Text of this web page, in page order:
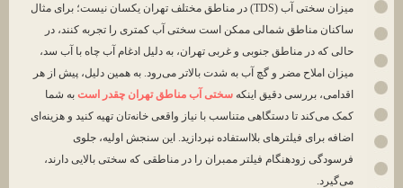
میزان سختی آب (TDS) در مناطق مختلف تهران یکسان نیست؛ برای مثال
ساکنان مناطق شمالی ممکن است سختی آب کمتری را تجربه کنند، در
حالی که در مناطق جنوبی و غربی تهران، به دلیل ادغام آب چاه با آب سد،
میزان املاح مضر و گچ آب به شدت بالاتر می‌رود. به همین دلیل، پیش از هر
اقدامی، بررسی دقیق اینکهسختی آب مناطق تهران چقدر استبه شما
کمک می‌کند تا دستگاهی متناسب با نیاز واقعی خانه‌تان تهیه کنید و هزینه‌ای
اضافه برای فیلترهای بلااستفاده نپردازید. این سنجش اولیه، جلوی
فرسودگی زودهنگام فیلتر ممبران را در مناطقی که سختی بالایی دارند،
می‌گیرد.